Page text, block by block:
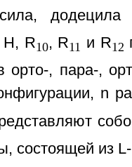
Н, R10, R11 и R12
орто-, пара-,
n
состоящей из